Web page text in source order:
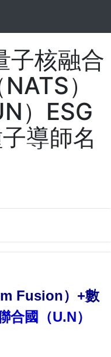
子核融合
）
）ESG
導師名
Fusion）+數
合國（U.N）